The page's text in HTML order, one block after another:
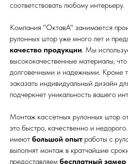
соответствовать любому интерьеру.
Компания "ОктавА" занимается
рулонных штор уже много лет и
качество продукции. Мы
высококачественные материалы,
долговечными и надежными. Кроме
заказать индивидуальный дизайн
подчеркнет уникальность вашего
Монтаж кассетных рулонных штор
это быстро, качественно и
имеют большой опыт работы с
выполнят монтаж в кратчайшие
предоставляем бесплатный замер